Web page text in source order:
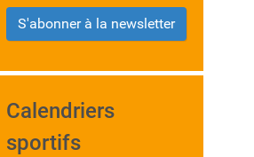
S'abonner à la newsletter
Calendriers
sportifs